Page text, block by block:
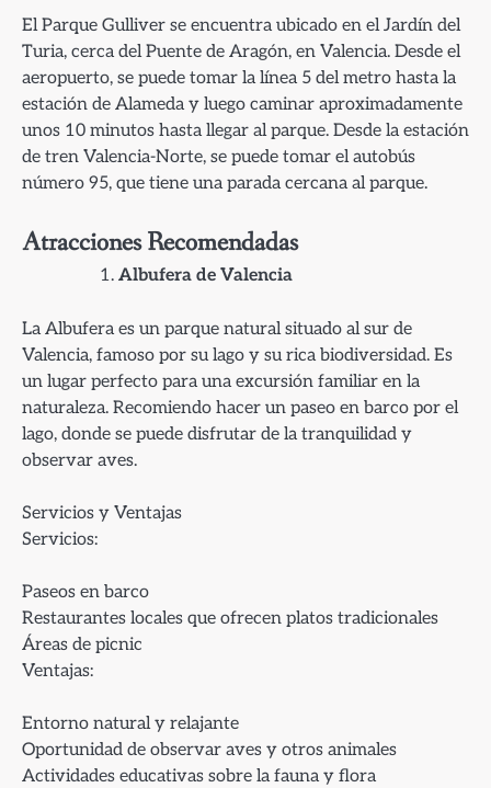
El Parque Gulliver se encuentra ubicado en el Jardín del
Turia, cerca del Puente de Aragón, en Valencia. Desde el
aeropuerto, se puede tomar la línea 5 del metro hasta la
estación de Alameda y luego caminar aproximadamente
unos 10 minutos hasta llegar al parque. Desde la estación
de tren Valencia-Norte, se puede tomar el autobús
número 95, que tiene una parada cercana al parque.
Atracciones Recomendadas
Albufera de Valencia
La Albufera es un parque natural situado al sur de
Valencia, famoso por su lago y su rica biodiversidad. Es
un lugar perfecto para una excursión familiar en la
naturaleza. Recomiendo hacer un paseo en barco por el
lago, donde se puede disfrutar de la tranquilidad y
observar aves.
Servicios y Ventajas
Servicios:
Paseos en barco
Restaurantes locales que ofrecen platos tradicionales
Áreas de picnic
Ventajas:
Entorno natural y relajante
Oportunidad de observar aves y otros animales
Actividades educativas sobre la fauna y flora